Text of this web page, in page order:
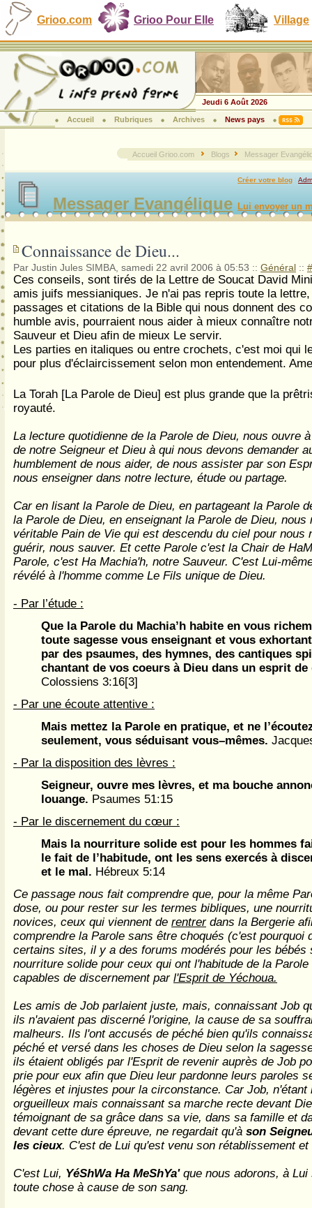
Grioo.com Grioo Pour Elle Village
Jeudi 6 Août 2026
Accueil Rubriques Archives News pays
Accueil Grioo.com Blogs Messager
Messager Evangélique Lui envoyer un
Créer votre blog
Connaissance de Dieu...
Par Justin Jules SIMBA, samedi 22 avril 2006 à 05:53 :: Général ::
Ces conseils, sont tirés de la Lettre de Soucat David
amis juifs messianiques. Je n'ai pas repris toute la
passages et citations de la Bible qui nous donnent des
humble avis, pourraient nous aider à mieux connaître
Sauveur et Dieu afin de mieux Le servir.
Les parties en italiques ou entre crochets, c'est moi qui
pour plus d'éclaircissement selon mon entendement.
La Torah [La Parole de Dieu] est plus grande que la
royauté.
La lecture quotidienne de la Parole de Dieu, nous ouvre
de notre Seigneur et Dieu à qui nous devons demander
humblement de nous aider, de nous assister par son
nous enseigner dans notre lecture, étude ou partage.
Car en lisant la Parole de Dieu, en partageant la Parole
la Parole de Dieu, en enseignant la Parole de Dieu, nous
véritable Pain de Vie qui est descendu du ciel pour nous
guérir, nous sauver. Et cette Parole c'est la Chair de
Parole, c'est Ha Machia'h, notre Sauveur. C'est Lui-
révélé à l'homme comme Le Fils unique de Dieu.
- Par l’étude :
Que la Parole du Machia’h habite en vous
toute sagesse vous enseignant et vous exhortant
par des psaumes, des hymnes, des cantiques
chantant de vos coeurs à Dieu dans un esprit de
Colossiens 3:16[3]
- Par une écoute attentive :
Mais mettez la Parole en pratique, et ne
seulement, vous séduisant vous–mêmes.
- Par la disposition des lèvres :
Seigneur, ouvre mes lèvres, et ma bouche
louange. Psaumes 51:15
- Par le discernement du cœur :
Mais la nourriture solide est pour les hommes
le fait de l’habitude, ont les sens exercés à
et le mal. Hébreux 5:14
Ce passage nous fait comprendre que, pour la même
dose, ou pour rester sur les termes bibliques, une
novices, ceux qui viennent de rentrerdans la Bergerie
comprendre la Parole sans être choqués (c'est pourquoi
certains sites, il y a des forums modérés pour les bébés
nourriture solide pour ceux qui ont l'habitude de la
capables de discernement par l'Esprit de Yéchoua.
Les amis de Job parlaient juste, mais, connaissant Job
ils n'avaient pas discerné l'origine, la cause de sa
malheurs. Ils l'ont accusés de péché bien qu'ils
péché et versé dans les choses de Dieu selon la
ils étaient obligés par l'Esprit de revenir auprès de Job
prie pour eux afin que Dieu leur pardonne leurs paroles
légères et injustes pour la circonstance. Car Job, n'étant
orgueilleux mais connaissant sa marche recte devant
témoignant de sa grâce dans sa vie, dans sa famille et
devant cette dure épreuve, ne regardait qu'à son
les cieux. C'est de Lui qu'est venu son rétablissement
C'est Lui, YéShWa Ha MeShYa'que nous adorons, à Lui
toute chose à cause de son sang.